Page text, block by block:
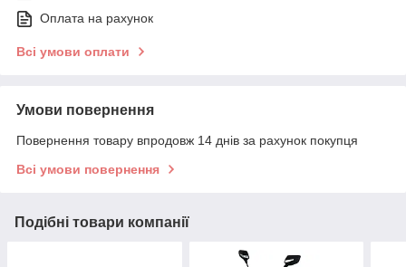
Оплата на рахунок
Всі умови оплати
Умови повернення
Повернення товару впродовж 14 днів за рахунок покупця
Всі умови повернення
Подібні товари компанії